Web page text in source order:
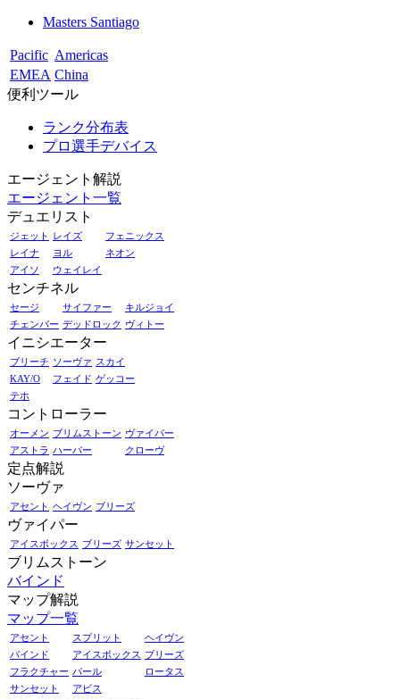
Masters Santiago
Pacific Americas
EMEA China
便利ツール
ランク分布表
プロ選手デバイス
エージェント解説
エージェント一覧
デュエリスト
ジェット レイズ
フェニックス
レイナ
ヨル
ネオン
アイソ
ウェイレイ
センチネル
セージ サイファー
キルジョイ
チェンバー デッドロック ヴィトー
イニシエーター
ブリーチ ソーヴァ スカイ
KAY/O
フェイド ゲッコー
テホ
コントローラー
オーメン ブリムストーン ヴァイパー
アストラ ハーバー クローヴ
定点解説
ソーヴァ
アセント ヘイヴン ブリーズ
ヴァイパー
アイスボックス ブリーズ サンセット
ブリムストーン
バインド
マップ解説
マップ一覧
アセント スプリット
ヘイヴン
バインド
アイスボックス ブリーズ
フラクチャー パール
ロータス
サンセット
アビス